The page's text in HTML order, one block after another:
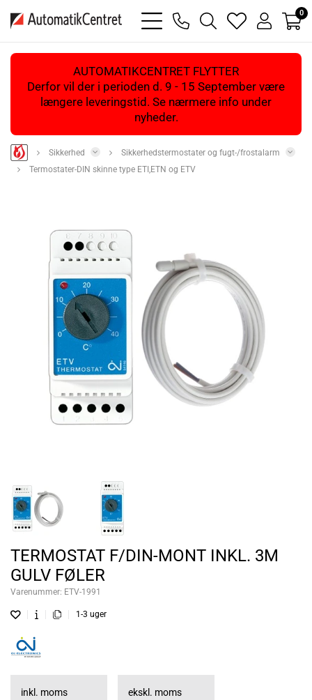
bars
light
phone
magnifying
glass
heart
light
user
light
0
AUTOMATIKCENTRET FLYTTER
Derfor vil der i perioden d. 9 - 15 September være
længere leveringstid. Se nærmere info under
nyheder.
Sikkerhed
Sikkerhedstermostater og fugt-/frostalarm
Termostater-DIN skinne type ETI,ETN og ETV
TERMOSTAT F/DIN-MONT INKL. 3M
GULV FØLER
Varenummer: ETV-1991
1-3 uger
inkl. moms ekskl. moms